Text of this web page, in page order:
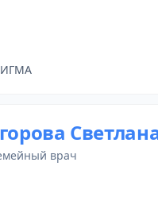
ИГМА
врач